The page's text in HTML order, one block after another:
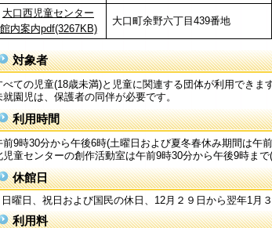
大口西児童センター
館内案内pdf(3267KB)
大口町余野六丁目439番地
対象者
べての児童(18歳未満)と児童に関連する団体が利用できます
就園児は、保護者の同伴が必要です。
利用時間
前9時30分から午後6時(土曜日および夏冬春休み期間は午
児童センターの創作活動室は午前9時30分から午後9時ま
休館日
曜日、祝日および国民の休日、12月２９日から翌年1月
利用料